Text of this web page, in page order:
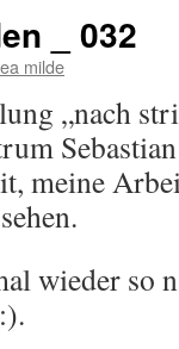
_ 032
milde
„nach
meine
wieder so